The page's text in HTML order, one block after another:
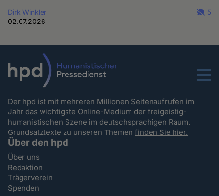
Dirk Winkler
02.07.2026
5
Menu
Der hpd ist mit mehreren Millionen Seitenaufrufen im
Jahr das wichtigste Online-Medium der freigeistig-
humanistischen Szene im deutschsprachigen Raum.
Grundsatztexte zu unseren Themenfinden Sie hier.
Über den hpd
Über uns
Redaktion
Trägerverein
Spenden